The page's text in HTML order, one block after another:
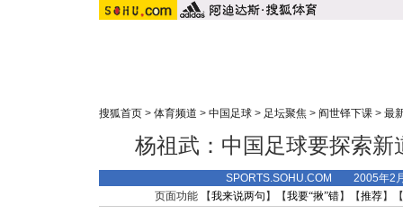
搜狐首页 > 体育频道 > 中国足球 > 足坛聚焦 > 阎世铎下课 > 最
杨祖武：中国足球要探索新
SPORTS.SOHU.COM 2005年2
页面功能 【我来说两句 】【我要“揪”错】【推荐】